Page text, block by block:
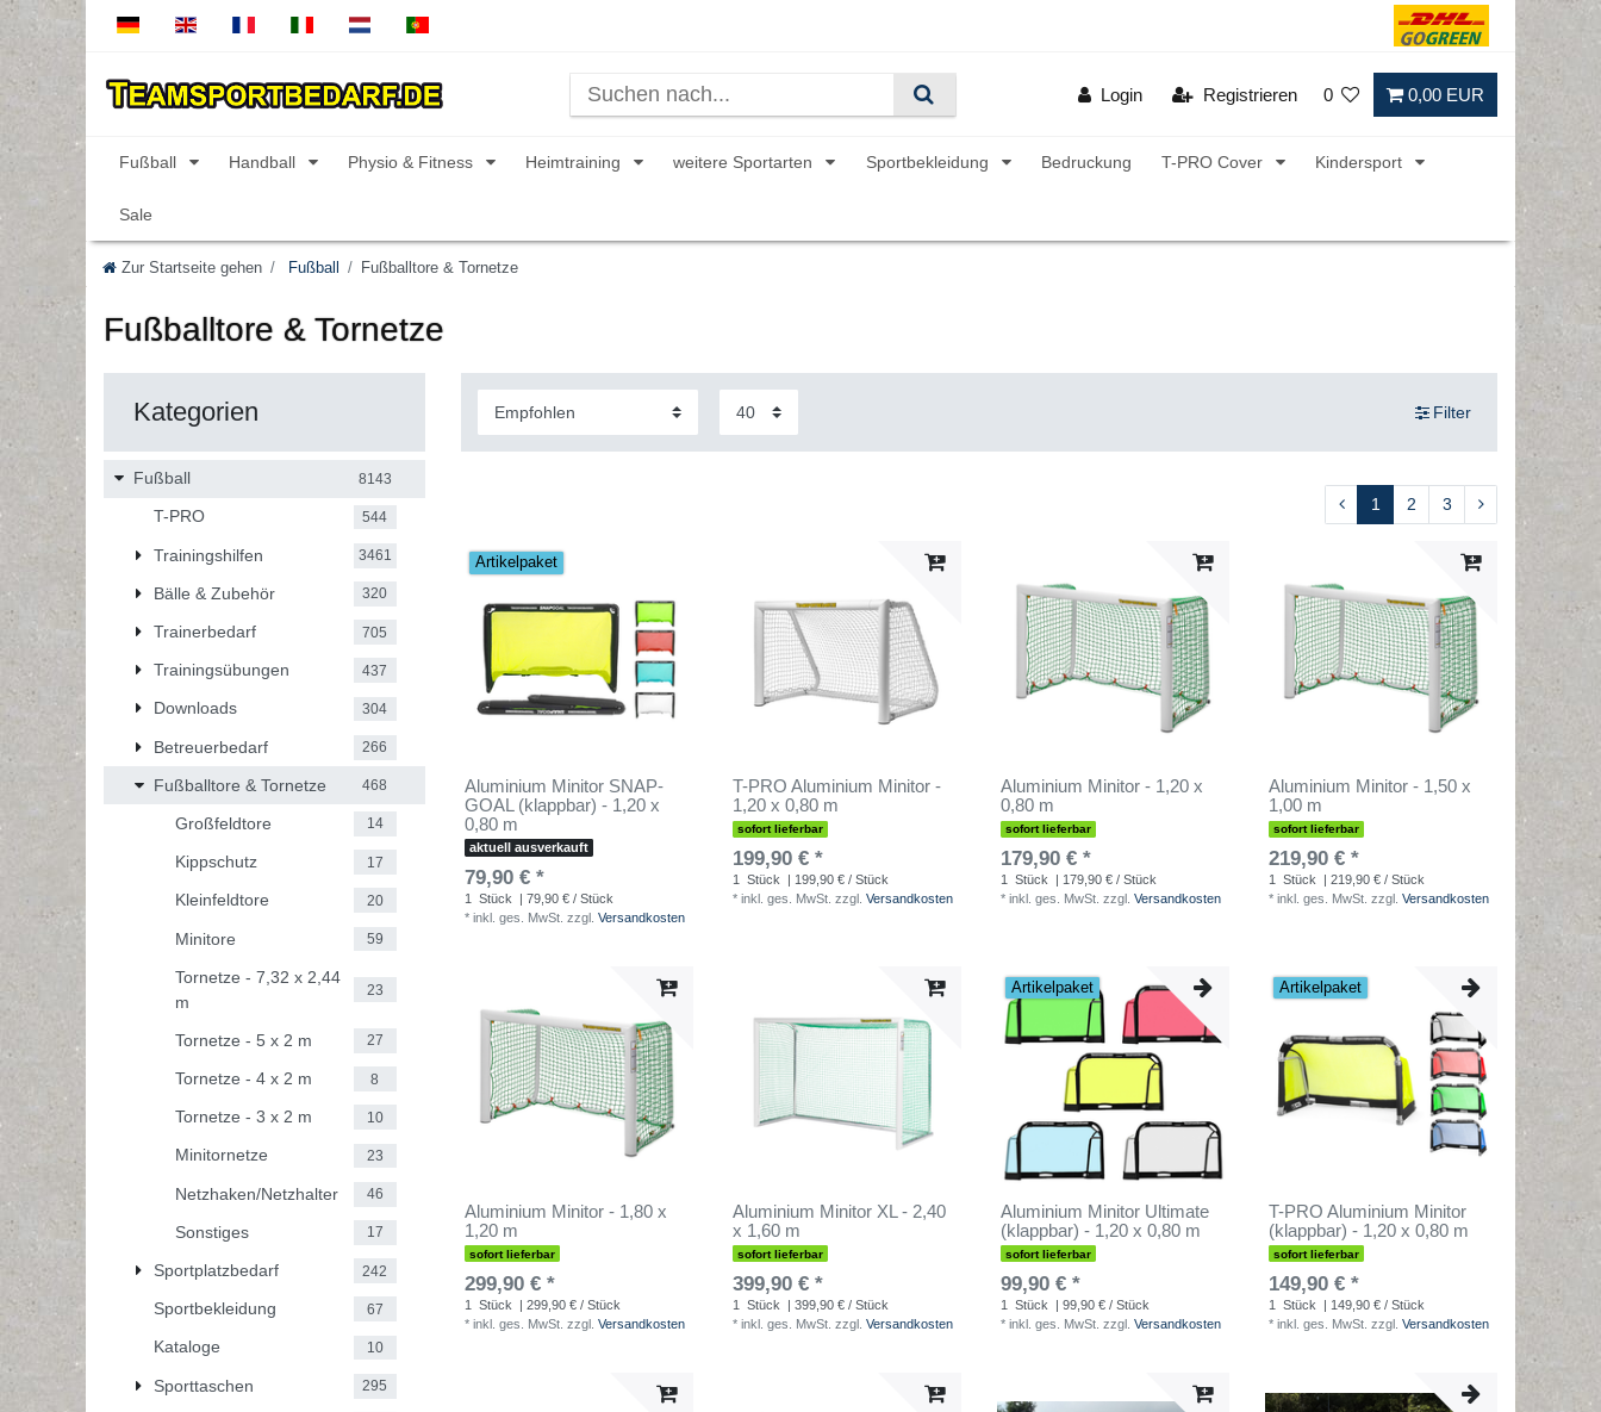
Login Registrieren 0 0,00 EUR
Fußball Handball Physio & Fitness Heimtraining weitere Sportarten Sportbekleidung Bedruckung T-PRO Cover Kindersport
Sale
Zur Startseite gehen Fußball Fußballtore & Tornetze
Fußballtore & Tornetze
Kategorien
Fußball 8143
T-PRO 544
Trainingshilfen 3461
Bälle & Zubehör 320
Trainerbedarf 705
Trainingsübungen 437
Downloads 304
Betreuerbedarf 266
Fußballtore & Tornetze 468
Großfeldtore 14
Kippschutz 17
Kleinfeldtore 20
Minitore 59
Tornetze - 7,32 x 2,44
m
23
Tornetze - 5 x 2 m 27
Tornetze - 4 x 2 m 8
Tornetze - 3 x 2 m 10
Minitornetze 23
Netzhaken/Netzhalter 46
Sonstiges 17
Sportplatzbedarf 242
Sportbekleidung 67
Kataloge 10
Sporttaschen 295
Filter
1 2 3
Artikelpaket
Aluminium Minitor SNAP-
GOAL (klappbar) - 1,20 x
0,80 m
aktuell ausverkauft
79,90 € *
1 Stück
| 79,90 € / Stück
* inkl. ges. MwSt. zzgl. Versandkosten
T-PRO Aluminium Minitor -
1,20 x 0,80 m
sofort lieferbar
199,90 € *
1 Stück
| 199,90 € / Stück
* inkl. ges. MwSt. zzgl. Versandkosten
Aluminium Minitor - 1,20 x
0,80 m
sofort lieferbar
179,90 € *
1 Stück
| 179,90 € / Stück
* inkl. ges. MwSt. zzgl. Versandkosten
Aluminium Minitor - 1,50 x
1,00 m
sofort lieferbar
219,90 € *
1 Stück
| 219,90 € / Stück
* inkl. ges. MwSt. zzgl. Versandkosten
Aluminium Minitor - 1,80 x
1,20 m
sofort lieferbar
299,90 € *
1 Stück
| 299,90 € / Stück
* inkl. ges. MwSt. zzgl. Versandkosten
Aluminium Minitor XL - 2,40
x 1,60 m
sofort lieferbar
399,90 € *
1 Stück
| 399,90 € / Stück
* inkl. ges. MwSt. zzgl. Versandkosten
Artikelpaket
Aluminium Minitor Ultimate
(klappbar) - 1,20 x 0,80 m
sofort lieferbar
99,90 € *
1 Stück
| 99,90 € / Stück
* inkl. ges. MwSt. zzgl. Versandkosten
Artikelpaket
T-PRO Aluminium Minitor
(klappbar) - 1,20 x 0,80 m
sofort lieferbar
149,90 € *
1 Stück
| 149,90 € / Stück
* inkl. ges. MwSt. zzgl. Versandkosten